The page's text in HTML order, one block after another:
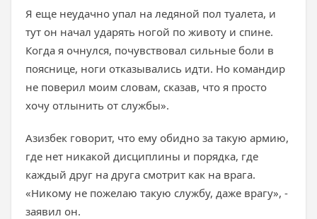
Я еще неудачно упал на ледяной пол туалета, и
тут он начал ударять ногой по животу и спине.
Когда я очнулся, почувствовал сильные боли в
пояснице, ноги отказывались идти. Но командир
не поверил моим словам, сказав, что я просто
хочу отлынить от службы».
Азизбек говорит, что ему обидно за такую армию,
где нет никакой дисциплины и порядка, где
каждый друг на друга смотрит как на врага.
«Никому не пожелаю такую службу, даже врагу», -
заявил он.